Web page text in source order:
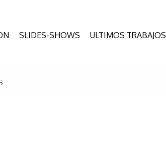
SLIDES-SHOWS ULTIMOS TRABAJOS